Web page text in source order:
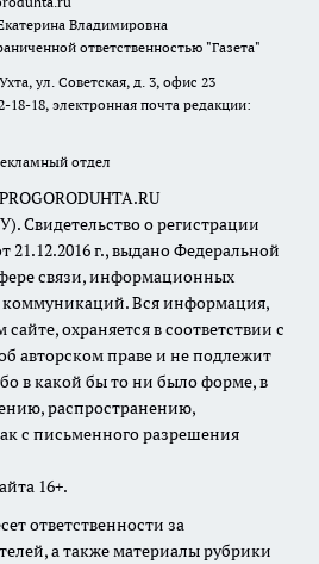
Владимировна
ответственностью "Газета"
ул. Советская, д. 3, офис 23
18-18, электронная почта редакции:
отдел
о регистрации
г., выдано Федеральной
связи, информационных
коммуникаций. Вся информация,
охраняется в соответствии с
авторском праве и не подлежит
в какой бы то ни было форме, в
распространению,
с письменного разрешения
16+.
ответственности за
а также материалы рубрики